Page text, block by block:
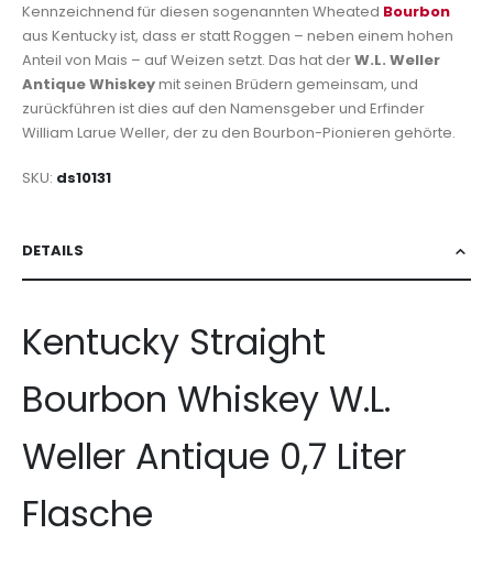
Kennzeichnend für diesen sogenannten Wheated Bourbon
aus Kentucky ist, dass er statt Roggen – neben einem hohen
Anteil von Mais – auf Weizen setzt. Das hat derW.L. Weller
Antique Whiskeymit seinen Brüdern gemeinsam, und
zurückführen ist dies auf den Namensgeber und Erfinder
William Larue Weller, der zu den Bourbon-Pionieren gehörte.
SKU ds10131
DETAILS
Kentucky Straight
Bourbon Whiskey W.L.
Weller Antique 0,7 Liter
Flasche